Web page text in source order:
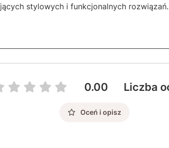
stylowych i funkcjonalnych rozwiązań.
0.00 Liczba
Oceń i opisz